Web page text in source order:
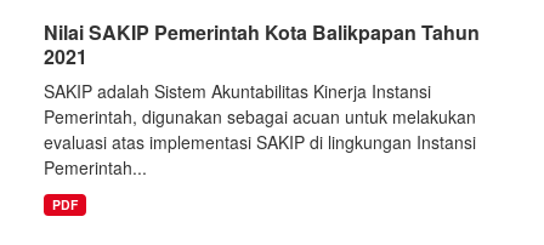
Nilai SAKIP Pemerintah Kota Balikpapan Tahun
2021
SAKIP adalah Sistem Akuntabilitas Kinerja Instansi
Pemerintah, digunakan sebagai acuan untuk melakukan
evaluasi atas implementasi SAKIP di lingkungan Instansi
Pemerintah...
PDF